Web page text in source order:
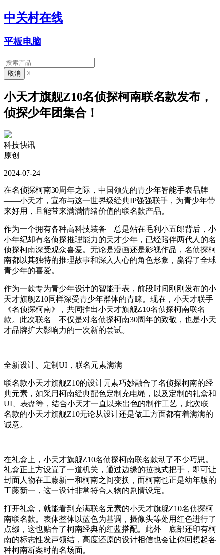
中关村在线
平板电脑
×
小天才旗舰Z10名侦探柯南联名款发布，
侦探少年团集合！
科技快讯
原创
2024-07-24
在名侦探柯南30周年之际，中国领先的青少年智能手表品牌
——小天才，宣布与这一世界级经典IP强强联手，为青少年带
来好用，且能带来满满情绪价值的联名款产品。
作为一个拥有各种高科技装备，总是站在毛利小五郎背后，小
小年纪却有名侦探推理能力的天才少年，已经陪伴两代人的名
侦探柯南深受观众喜爱。无论是漫画还是影视作品，名侦探柯
南都以其独特的推理故事和深入人心的角色形象，赢得了全球
青少年的喜爱。
作为一款专为青少年设计的智能手表，前段时间刚刚发布的小
天才旗舰Z10同样深受青少年群体的青睐。现在，小天才联手
《名侦探柯南》，共同推出小天才旗舰Z10名侦探柯南联名
款。此次联名，不仅是对名侦探柯南30周年的致敬，也是小天
才品牌扩大影响力的一次新的尝试。
全新设计、定制UI，联名元素满满
联名款小天才旗舰Z10的设计元素巧妙融合了名侦探柯南的经
典元素，如采用柯南经典配色定制充电绳，以及定制的礼盒和
UI、表盘等，结合小天才一直以来出色的制作工艺，此次联
名款的小天才旗舰Z10无论从设计还是做工方面都有着满满的
诚意。
在礼盒上，小天才旗舰Z10名侦探柯南联名款动了不少巧思。
礼盒正上方设置了一道机关，通过边缘的拉拽式把手，即可让
封面人物在工藤新一和柯南之间变换，而柯南也正是幼年版的
工藤新一，这一设计非常符合人物的剧情设定。
打开礼盒，就能看到充满联名元素的小天才旗舰Z10名侦探柯
南联名款。表体整体以蓝色为基调，摄像头等处用红色进行了
点缀，这也贴合了柯南经典的红蓝搭配。此外，底部还印有柯
南的标志性发声领结，高度还原的设计相信也会让你回想起各
种柯南断案时的名场面。